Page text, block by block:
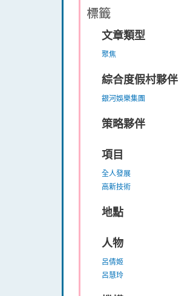
標籤
文章類型
聚焦
綜合度假村夥伴
銀河娛樂集團
策略夥伴
項目
全人發展
高新技術
地點
人物
呂倩姬
呂慧玲